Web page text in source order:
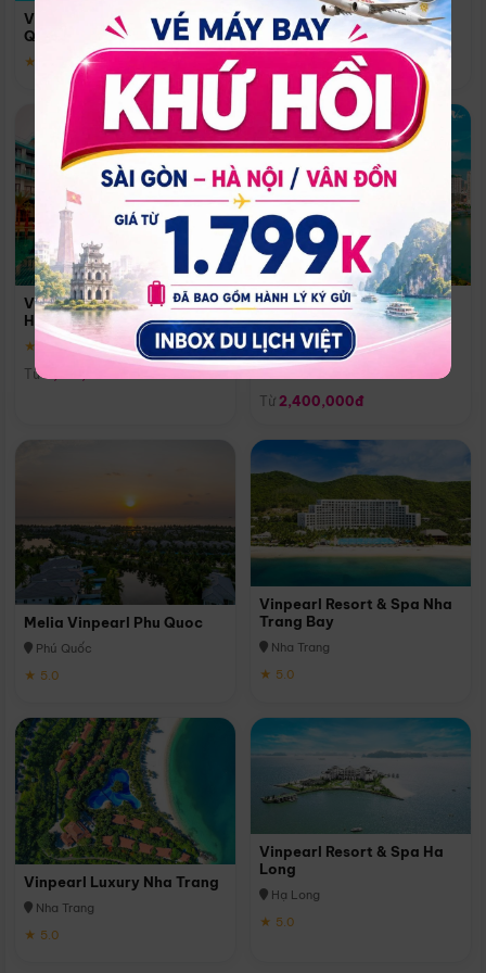
Vinpearl Resort & Spa Phu
Quoc
★ 5.0
Phú Quốc
Vinpearl Resort & Golf Nam
Hội An
★ 5.0
Từ
Melia Vinpearl Danang
Riverfront
Đà Nẵng
Từ 2,400,000đ
Melia Vinpearl Phu Quoc
Phú Quốc
★ 5.0
Vinpearl Resort & Spa Nha
Trang Bay
Nha Trang
★ 5.0
Vinpearl Luxury Nha Trang
Nha Trang
★ 5.0
Vinpearl Resort & Spa Ha
Long
Hạ Long
★ 5.0